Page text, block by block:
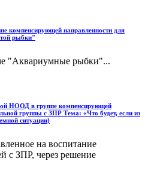
компенсирующей направленности для
рыбки"
"Аквариумные рыбки"...
НООД в группе компенсирующей
группы с ЗПР Тема: «Что будет, если из
ситуации)
на воспитание
с ЗПР, через решение